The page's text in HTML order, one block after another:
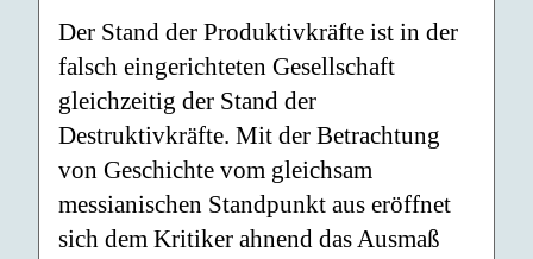
Der Stand der Produktivkräfte ist in der
falsch eingerichteten Gesellschaft
gleichzeitig der Stand der
Destruktivkräfte. Mit der Betrachtung
von Geschichte vom gleichsam
messianischen Standpunkt aus eröffnet
sich dem Kritiker ahnend das Ausmaß